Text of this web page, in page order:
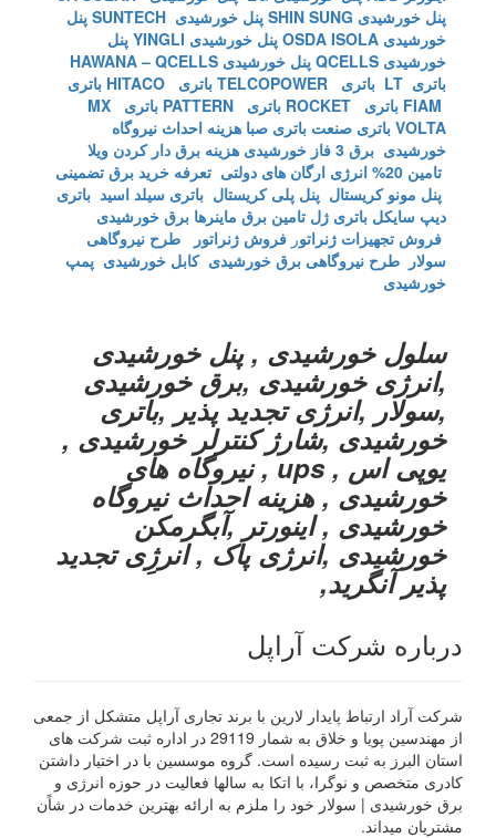
پنل خورشیدی SHIN SUNG
پنل خورشیدی SUNTECH
پنل
خورشیدی OSDA ISOLA
پنل خورشیدی YINGLI
پنل
خورشیدی QCELLS
پنل خورشیدی HAWANA – QCELLS
باتری LT
باتری TELCOPOWER باتری HITACO
باتری
باتری ROCKET باتری PATTERN
باتری MX
VOLTA باتری صنعت باتری صبا هزینه احداث نیروگاه
خورشیدی برق 3 فاز خورشیدی
هزینه برق دار کردن ویلا
تامین 20% انرژی ارگان های دولتی
تعرفه خرید برق تضمینی
پنل مونو کریستال پنل پلی کریستال باتری سیلد اسید باتری
دیپ سایکل باتری ژل تامین برق ماینرها برق خورشیدی
فروش تجهیزات ژنراتور فروش ژنراتور
طرح نیروگاهی
سولار طرح نیروگاهی برق خورشیدی کابل خورشیدی پمپ
خورشیدی
سلول خورشیدی , پنل خورشیدی
,انرژی خورشیدی ,برق خورشیدی
,سولار ,انرژی تجدید پذیر ,باتری
خورشیدی ,شارژ کنترلر خورشیدی ,
یوپی اس , ups , نیروگاه های
خورشیدی , هزینه احداث نیروگاه
خورشیدی , اینورتر ,آبگرمکن
خورشیدی ,انرژی پاک , انرژِی تجدید
پذیر آنگرید,
درباره شرکت آراپل
شرکت آراد ارتباط پایدار لارین با برند تجاری آراپل متشکل از جمعی
از مهندسین پویا و خلاق به شمار 29119 در اداره ثبت شرکت های
استان البرز به ثبت رسیده است. گروه موسسین با در اختیار داشتن
کادری متخصص و نوگرا، با اتکا به سالها فعالیت در حوزه انرژی و
برق خورشیدی | سولار خود را ملزم به ارائه بهترین خدمات در شاًن
مشتریان میداند.